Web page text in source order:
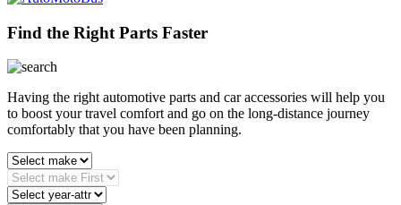
Find the Right Parts Faster
Having the right automotive parts and car accessories will help you
to boost your travel comfort and go on the long-distance journey
comfortably that you have been planning.